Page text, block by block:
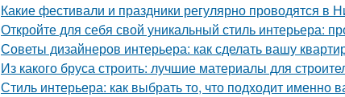
Какие фестивали и праздники регулярно проводятся в
Откройте для себя свой уникальный стиль интерьера:
Советы дизайнеров интерьера: как сделать вашу
Из какого бруса строить: лучшие материалы для
Стиль интерьера: как выбрать то, что подходит именно